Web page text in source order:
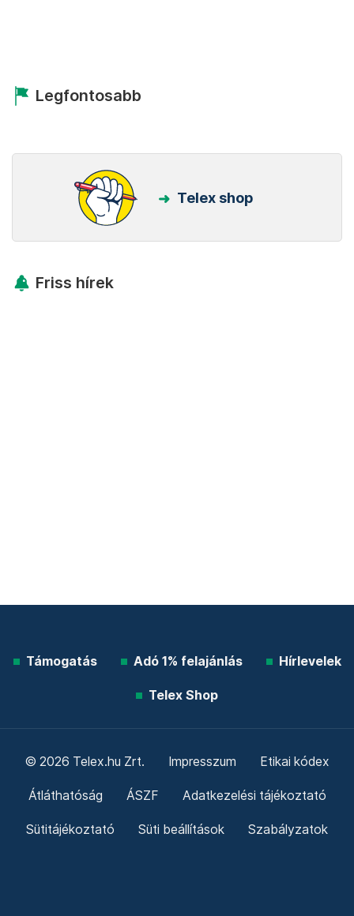
Legfontosabb
Telex shop
Friss hírek
Támogatás Adó 1% felajánlás Hírlevelek
Telex Shop
© 2026 Telex.hu Zrt. Impresszum Etikai kódex
Átláthatóság ÁSZF Adatkezelési tájékoztató
Sütitájékoztató Süti beállítások Szabályzatok